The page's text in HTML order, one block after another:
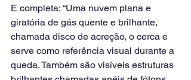
E completa: “Uma nuvem plana e
giratória de gás quente e brilhante,
chamada disco de acreção, o cerca e
serve como referência visual durante a
queda. Também são visíveis estruturas